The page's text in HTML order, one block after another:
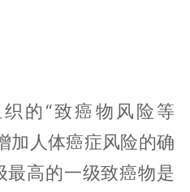
的“致癌物风险等
加人体癌症风险的确
高的一级致癌物是